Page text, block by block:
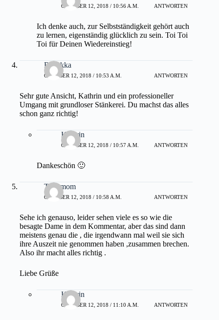
OKTOBER 12, 2018 / 10:56 A.M. ANTWORTEN
Ich denke auch, zur Selbstständigkeit gehört auch
zu lernen, eigenständig glücklich zu sein. Toi Toi
Toi für Deinen Wiedereinstieg!
Rebekka
OKTOBER 12, 2018 / 10:53 A.M. ANTWORTEN
Sehr gute Ansicht, Kathrin und ein professioneller
Umgang mit grundloser Stänkerei. Du machst das alles
schon ganz richtig!
Kathrin
OKTOBER 12, 2018 / 10:57 A.M. ANTWORTEN
Dankeschön 🙂
Twinmom
OKTOBER 12, 2018 / 10:58 A.M. ANTWORTEN
Sehe ich genauso, leider sehen viele es so wie die
besagte Dame in dem Kommentar, aber das sind dann
meistens genau die , die irgendwann mal weil sie sich
ihre Auszeit nie genommen haben ,zusammen brechen.
Also ihr macht alles richtig .
Liebe Grüße
Kathrin
OKTOBER 12, 2018 / 11:10 A.M. ANTWORTEN